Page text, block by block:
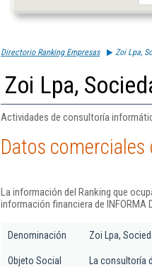
Directorio Ranking Empresas Zoi Lpa,
Zoi Lpa,
Actividades de consultoría
Datos comerciales
La información del Ranking que
información financiera de INFORMA
Denominación Zoi Lpa,
Objeto Social La